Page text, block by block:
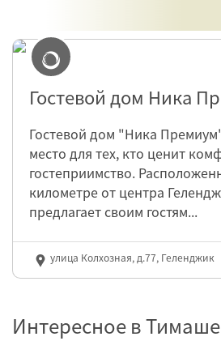
Гостевой дом Ника
Гостевой дом "Ника
место для тех, кто ценит
гостеприимство.
километре от центра
предлагает своим гостям...
улица Колхозная, д.77, Геленджик
Интересное в